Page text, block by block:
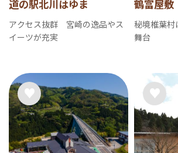
道の駅北川はゆま
アクセス抜群 宮崎の逸品やス
イーツが充実
鶴富屋敷
秘境椎葉村
舞台